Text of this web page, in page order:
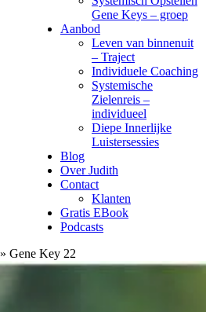
Gene Keys – groep
Aanbod
Leven van binnenuit
– Traject
Individuele Coaching
Systemische
Zielenreis –
individueel
Diepe Innerlijke
Luistersessies
Blog
Over Judith
Contact
Klanten
Gratis EBook
Podcasts
» Gene Key 22